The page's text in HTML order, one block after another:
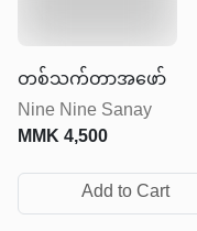
တစ်သက်တာအဖော်
Nine Nine Sanay
MMK4,500
Add to Cart